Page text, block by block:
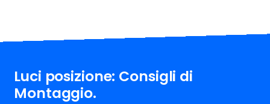
Luci posizione: Consigli di
Montaggio.